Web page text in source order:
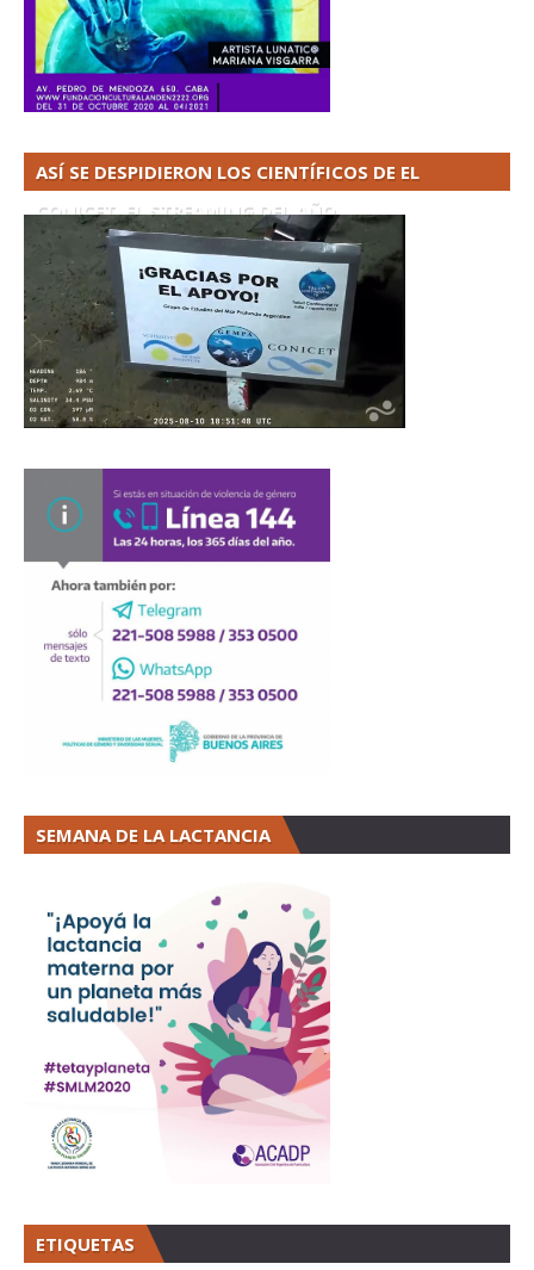
ASÍ SE DESPIDIERON LOS CIENTÍFICOS DE EL
CONICET. EL STREAMING DEL AÑO
SEMANA DE LA LACTANCIA
ETIQUETAS